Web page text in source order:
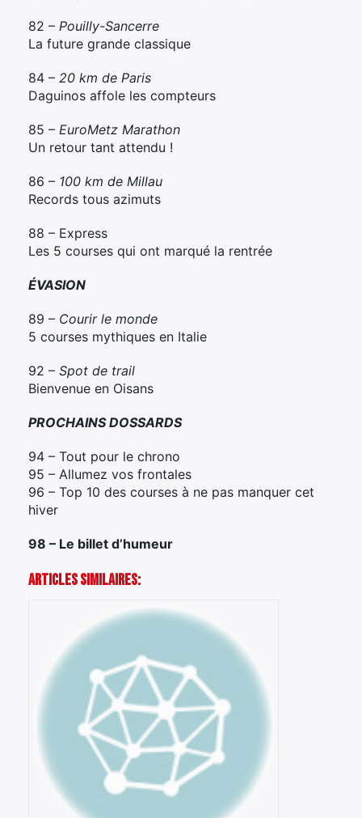
82 – Pouilly-Sancerre
La future grande classique
84 – 20 km de Paris
Daguinos affole les compteurs
85 – EuroMetz Marathon
Un retour tant attendu !
86 – 100 km de Millau
Records tous azimuts
88 – Express
Les 5 courses qui ont marqué la rentrée
ÉVASION
89 – Courir le monde
5 courses mythiques en Italie
92 – Spot de trail
Bienvenue en Oisans
PROCHAINS DOSSARDS
94 – Tout pour le chrono
95 – Allumez vos frontales
96 – Top 10 des courses à ne pas manquer cet
hiver
98 – Le billet d’humeur
Articles Similaires:
Rechercher
: